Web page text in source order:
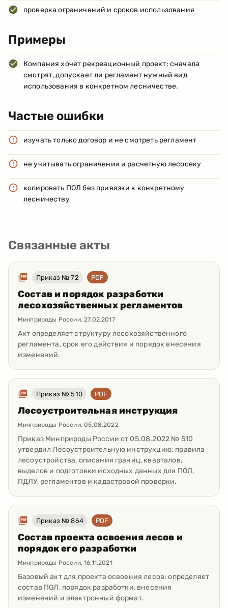
проверка ограничений и сроков использования
Примеры
Компания хочет рекреационный проект: сначала
смотрят, допускает ли регламент нужный вид
использования в конкретном лесничестве.
Частые ошибки
изучать только договор и не смотреть регламент
не учитывать ограничения и расчетную лесосеку
копировать ПОЛ без привязки к конкретному
лесничеству
Связанные акты
Приказ № 72 PDF
Состав и порядок разработки
лесохозяйственных регламентов
Минприроды России,27.02.2017
Акт определяет структуру лесохозяйственного
регламента, срок его действия и порядок внесения
изменений.
Приказ № 510 PDF
Лесоустроительная инструкция
Минприроды России,05.08.2022
Приказ Минприроды России от 05.08.2022 № 510
утвердил Лесоустроительную инструкцию: правила
лесоустройства, описания границ, кварталов,
выделов и подготовки исходных данных для ПОЛ,
ПДЛУ, регламентов и кадастровой проверки.
Приказ № 864 PDF
Состав проекта освоения лесов и
порядок его разработки
Минприроды России,16.11.2021
Базовый акт для проекта освоения лесов: определяет
состав ПОЛ, порядок разработки, внесения
изменений и электронный формат.